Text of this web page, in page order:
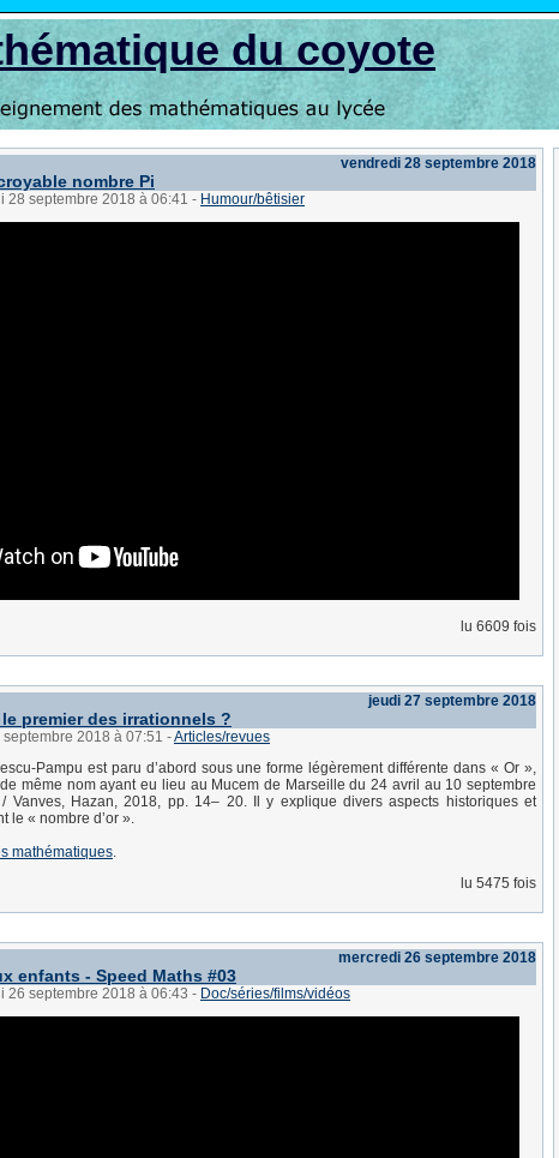
du coyote
vendredi 28 septembre 2018
nombre Pi
28 septembre 2018 à 06:41 - Humour/bêtisier
lu 6609 fois
jeudi 27 septembre 2018
premier des irrationnels ?
2018 à 07:51 -Articles/revues
Pampu est paru d’abord sous une forme légèrement différente dans « Or »,
même nom ayant eu lieu au Mucem de Marseille du 24 avril au 10 septembre
Vanves, Hazan, 2018, pp. 14– 20. Il y explique divers aspects historiques et
le « nombre d’or ».
mathématiques.
lu 5475 fois
mercredi 26 septembre 2018
enfants - Speed Maths #03
26 septembre 2018 à 06:43 - Doc/séries/films/vidéos